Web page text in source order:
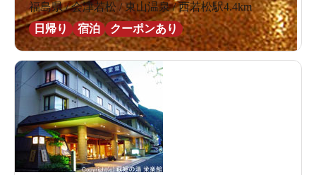
福島県 / 会津若松 / 東山温泉 / 西若松駅4.4km
日帰り
宿泊 クーポンあり